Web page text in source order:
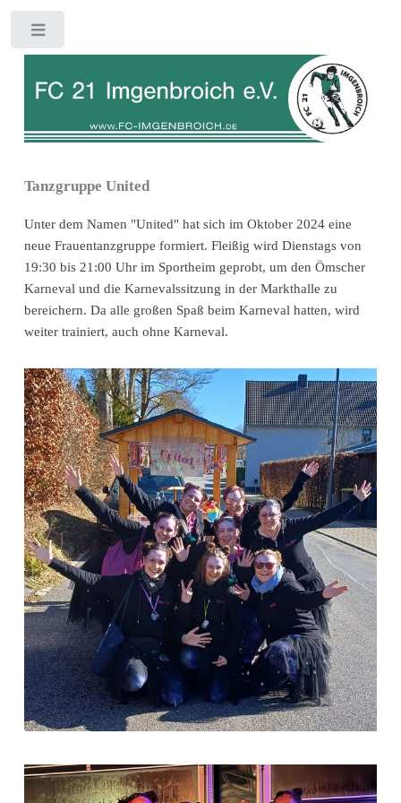
Tanzgruppe United
Unter dem Namen "United" hat sich im Oktober 2024 eine
neue Frauentanzgruppe formiert. Fleißig wird Dienstags von
19:30 bis 21:00 Uhr im Sportheim geprobt, um den Ömscher
Karneval und die Karnevalssitzung in der Markthalle zu
bereichern. Da alle großen Spaß beim Karneval hatten, wird
weiter trainiert, auch ohne Karneval.